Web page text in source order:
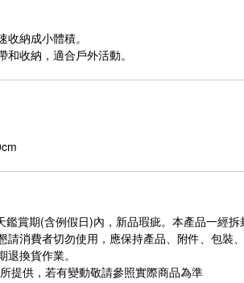
納成小體積。
收納，適合戶外活動。
鑑賞期(含例假日)內，新品瑕疵。本產品一經
請消費者切勿使用，應保持產品、附件、包裝
退換貨作業。
提供，若有變動敬請參照實際商品為準